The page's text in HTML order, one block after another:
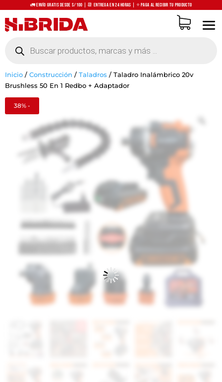
🚛 Envío Gratis desde S/100 | 📆 Entrega en 24 horas | ⭐ Paga al recibir tu producto
productos
Inicio / Construcción / Taladros / Taladro Inalámbrico 20v
Brushless 50 En 1 Redbo + Adaptador
38% -